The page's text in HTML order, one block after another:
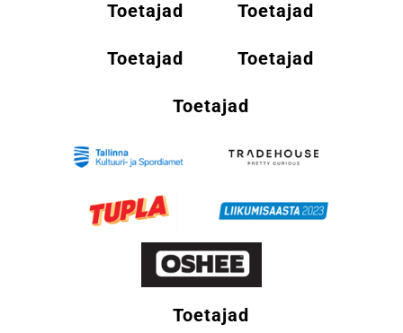
Toetajad Toetajad
Toetajad Toetajad
Toetajad
Toetajad